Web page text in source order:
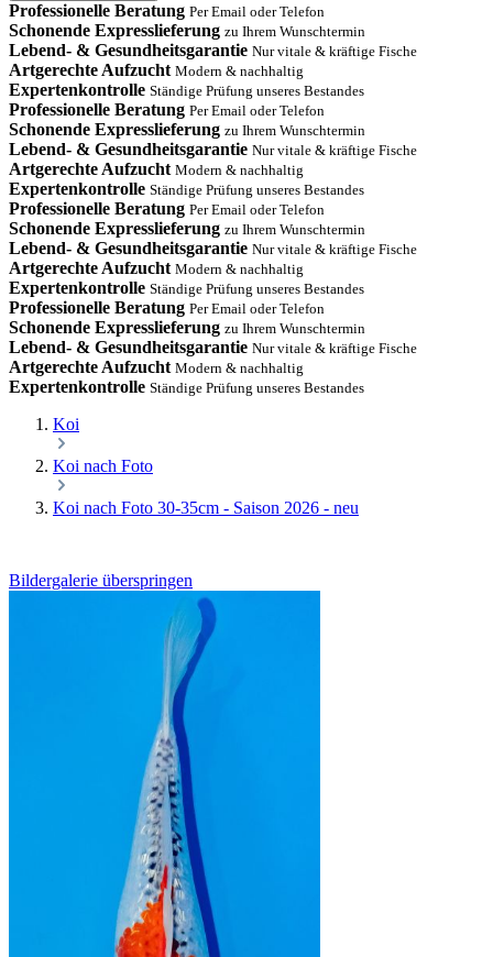
Professionelle Beratung Per Email oder Telefon
Schonende Expresslieferung zu Ihrem Wunschtermin
Lebend- & Gesundheitsgarantie Nur vitale & kräftige Fische
Artgerechte Aufzucht Modern & nachhaltig
Expertenkontrolle Ständige Prüfung unseres Bestandes
Professionelle Beratung Per Email oder Telefon
Schonende Expresslieferung zu Ihrem Wunschtermin
Lebend- & Gesundheitsgarantie Nur vitale & kräftige Fische
Artgerechte Aufzucht Modern & nachhaltig
Expertenkontrolle Ständige Prüfung unseres Bestandes
Professionelle Beratung Per Email oder Telefon
Schonende Expresslieferung zu Ihrem Wunschtermin
Lebend- & Gesundheitsgarantie Nur vitale & kräftige Fische
Artgerechte Aufzucht Modern & nachhaltig
Expertenkontrolle Ständige Prüfung unseres Bestandes
Professionelle Beratung Per Email oder Telefon
Schonende Expresslieferung zu Ihrem Wunschtermin
Lebend- & Gesundheitsgarantie Nur vitale & kräftige Fische
Artgerechte Aufzucht Modern & nachhaltig
Expertenkontrolle Ständige Prüfung unseres Bestandes
Koi
Koi nach Foto
Koi nach Foto 30-35cm - Saison 2026 - neu
Bildergalerie überspringen